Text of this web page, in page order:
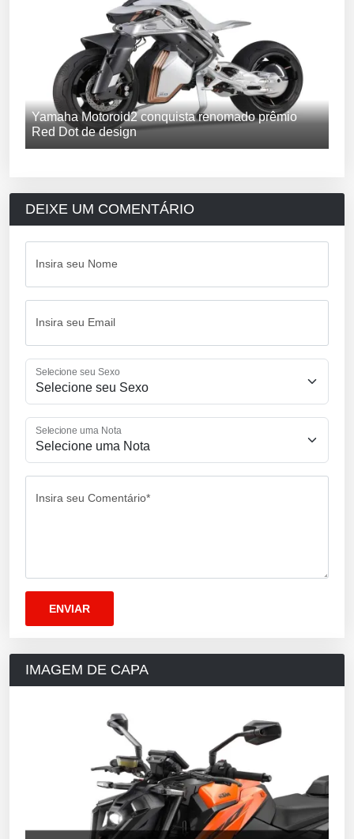
Yamaha Motoroid2 conquista renomado prêmio
Red Dot de design
DEIXE UM COMENTÁRIO
Insira seu Nome
Insira seu Email
Selecione seu Sexo
Selecione uma Nota
Insira seu Comentário*
IMAGEM DE CAPA